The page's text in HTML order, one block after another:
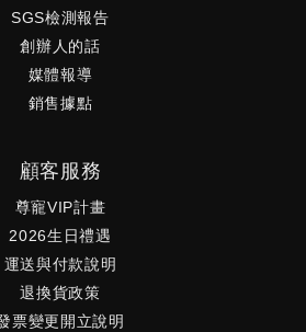
SGS檢測報告
創辦人的話
媒體報導
銷售據點
顧客服務
尊寵VIP計畫
2026生日禮遇
運送與付款說明
退換貨政策
票變更開立說明